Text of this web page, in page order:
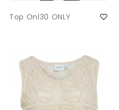
Top Onl30 ONLY